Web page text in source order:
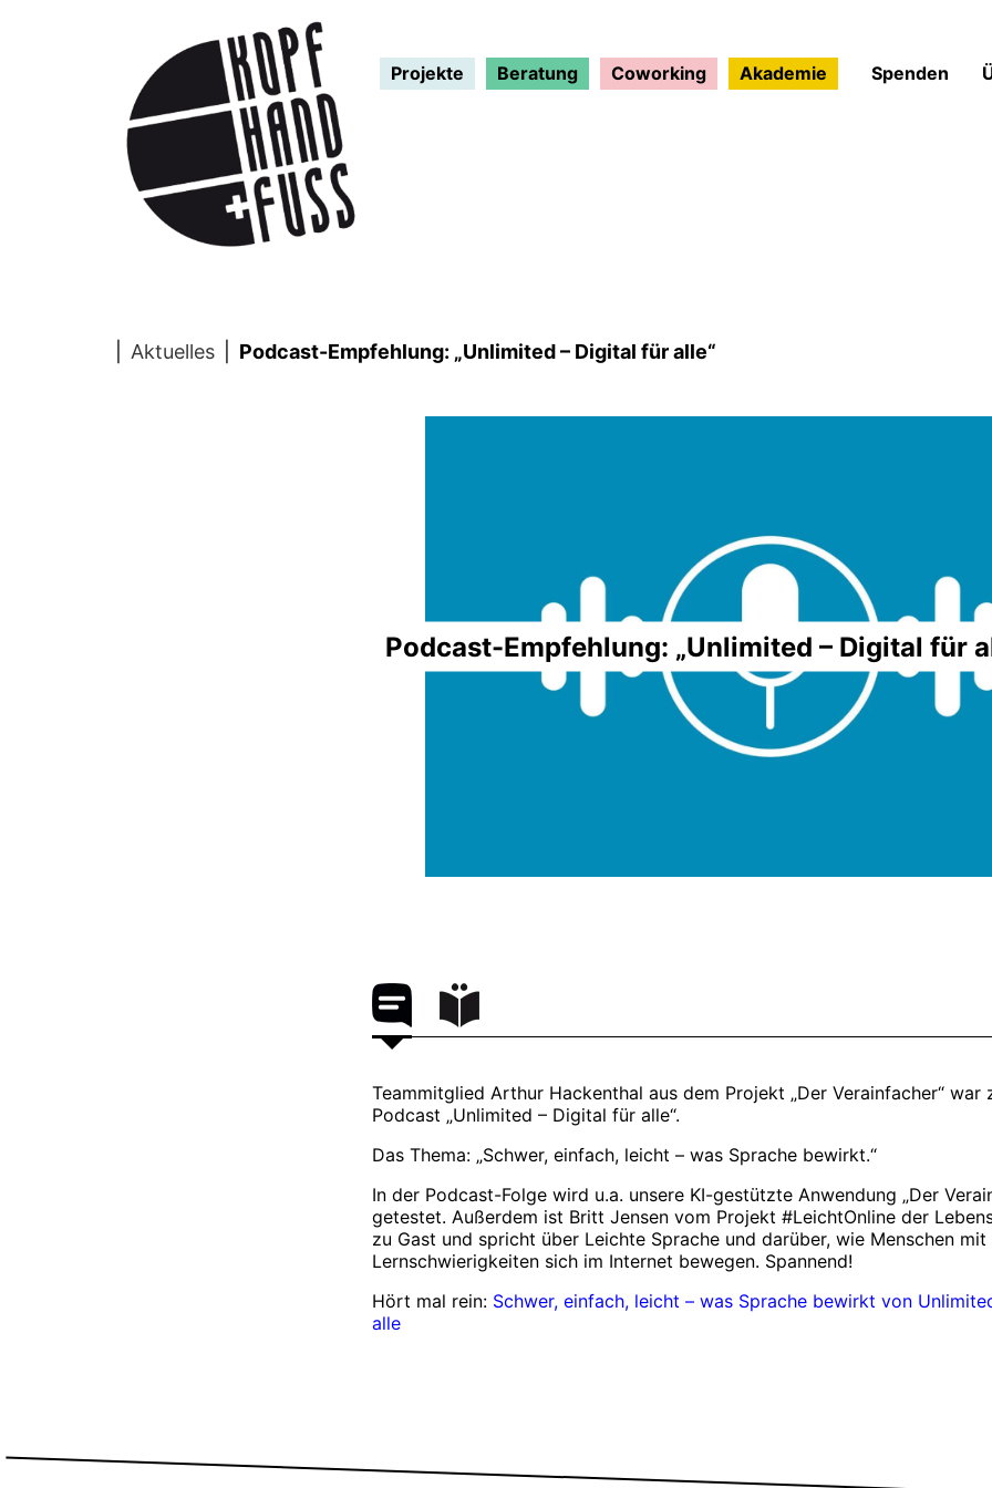
Projekte Beratung Coworking Akademie Spenden
Aktuelles Podcast-Empfehlung: „Unlimited – Digital für alle“
Podcast-Empfehlung: „Unlimited – Digital für
Teammitglied Arthur Hackenthal aus dem Projekt „Der Verainfacher“ war
Podcast „Unlimited – Digital für alle“.
Das Thema: „Schwer, einfach, leicht – was Sprache bewirkt.“
In der Podcast-Folge wird u.a. unsere KI-gestützte Anwendung „Der
getestet. Außerdem ist Britt Jensen vom Projekt #LeichtOnline der
zu Gast und spricht über Leichte Sprache und darüber, wie Menschen mit
Lernschwierigkeiten sich im Internet bewegen. Spannend!
Hört mal rein: Schwer, einfach, leicht – was Sprache bewirkt von
alle